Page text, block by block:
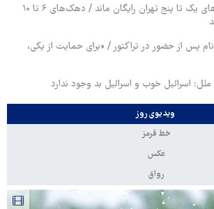
بیمه روستایی دهک‌های یک تا پنج تهران رایگان ماند / دهک‌های ۶ تا ۱۰
پس از حضور در تراکتور / «برای حمایت از یکی،
ملل: اسرائیل خوب و اسرائیل بد وجود ندارد
ویدیوی روز
خط قرمز
عکس
رواق